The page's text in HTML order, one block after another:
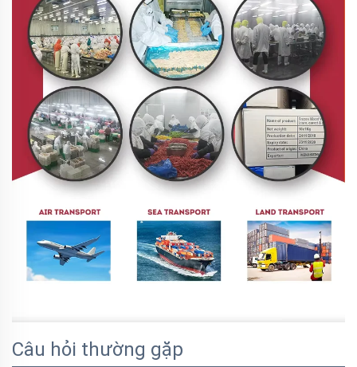
Câu hỏi thường gặp